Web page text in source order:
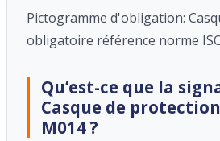
Pictogramme d'obligation:
obligatoire référence norme
Qu’est-ce que la
Casque de
M014 ?